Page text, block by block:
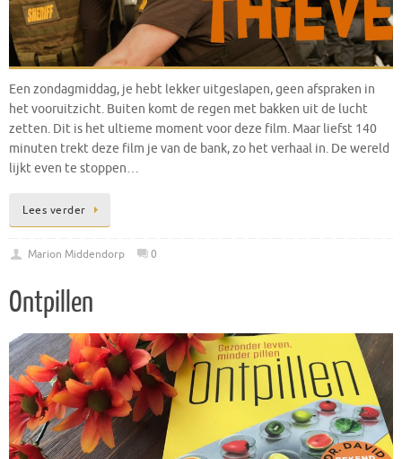
Een zondagmiddag, je hebt lekker uitgeslapen, geen afspraken in
het vooruitzicht. Buiten komt de regen met bakken uit de lucht
zetten. Dit is het ultieme moment voor deze film. Maar liefst 140
minuten trekt deze film je van de bank, zo het verhaal in. De wereld
lijkt even te stoppen…
Lees verder
Marion Middendorp 0
Ontpillen